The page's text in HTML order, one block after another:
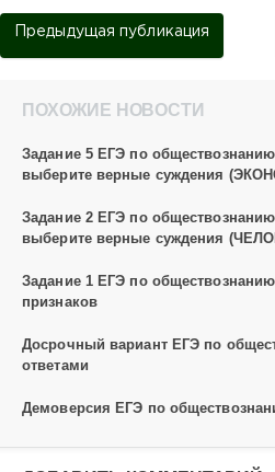
Предыдущая публикация
ПОХОЖИЕ НОВОСТИ
Задание 5 ЕГЭ по обществознанию
выберите верные суждения
Задание 2 ЕГЭ по обществознанию
выберите верные суждения
Задание 1 ЕГЭ по обществознанию
признаков
Досрочный вариант ЕГЭ по
ответами
Демоверсия ЕГЭ по